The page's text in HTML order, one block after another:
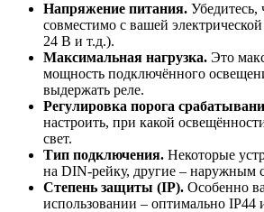
Напряжение питания. Убедитесь,
совместимо с вашей
24 В и т.д.).
Максимальная нагрузка. Это
мощность подключённого
выдержать реле.
Регулировка порога
настроить, при какой
свет.
Тип подключения. Некоторые
на DIN-рейку, другие – наружным
Степень защиты (IP). Особенно
использовании – оптимально